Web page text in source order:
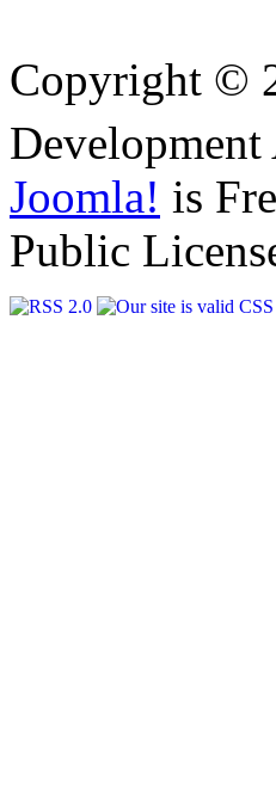
Copyright ©
Joomla! is
Public